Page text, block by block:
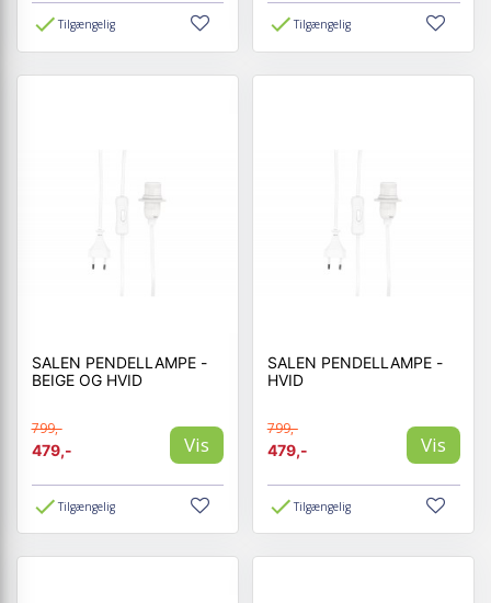
Tilgængelig Tilgængelig
SALEN PENDELLAMPE -
BEIGE OG HVID
799,-
479,-
Vis
Tilgængelig
SALEN PENDELLAMPE -
HVID
799,-
479,-
Vis
Tilgængelig